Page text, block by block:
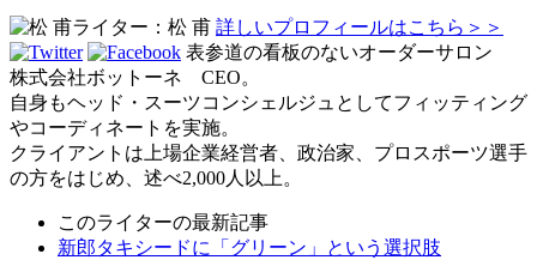
ライター：松 甫 詳しいプロフィールはこちら＞＞
表参道の看板のないオーダーサロン
株式会社ボットーネ CEO。
自身もヘッド・スーツコンシェルジュとしてフィッティング
やコーディネートを実施。
クライアントは上場企業経営者、政治家、プロスポーツ選手
の方をはじめ、述べ2,000人以上。
このライターの最新記事
新郎タキシードに「グリーン」という選択肢